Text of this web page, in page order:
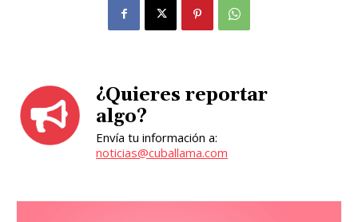
¿Quieres reportar
algo?
Envía tu información a:
noticias@cuballama.com